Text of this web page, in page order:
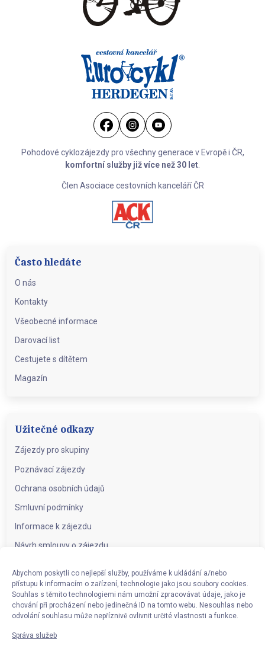
Abychom poskytli co nejlepší služby, používáme k ukládání a/nebo
přístupu k informacím o zařízení, technologie jako jsou soubory cookies.
Souhlas s těmito technologiemi nám umožní zpracovávat údaje, jako je
chování při procházení nebo jedinečná ID na tomto webu. Nesouhlas nebo
odvolání souhlasu může nepříznivě ovlivnit určité vlastnosti a funkce.
Správa služeb
Pohodové cyklozájezdy pro všechny generace v Evropě i ČR,
komfortní služby již více než 30 let
Člen Asociace cestovních kanceláří ČR
Často hledáte
O nás
Kontakty
Všeobecné informace
Darovací list
Cestujete s dítětem
Magazín
Užitečné odkazy
Zájezdy pro skupiny
Poznávací zájezdy
Ochrana osobních údajů
Smluvní podmínky
Informace k zájezdu
Návrh smlouvy o zájezdu
Kontakt
CK Eurocykl Herdegen s.r.o.Kaminského 166/15724 00 Ostrava